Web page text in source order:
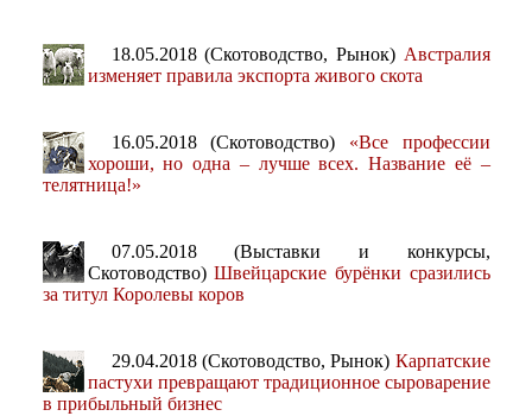
18.05.2018 (Скотоводство, Рынок) Австралия
изменяет правила экспорта живого скота
16.05.2018 (Скотоводство) «Все профессии
хороши, но одна – лучше всех. Название её –
телятница!»
07.05.2018 (Выставки и конкурсы,
Скотоводство)Швейцарские бурёнки сразились
за титул Королевы коров
29.04.2018 (Скотоводство, Рынок) Карпатские
пастухи превращают традиционное сыроварение
в прибыльный бизнес